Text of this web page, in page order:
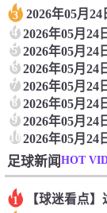
3 2026年05月
4 2026年05月24
5 2026年05月24
6 2026年05月24
7 2026年05月24
8 2026年05月24
9 2026年05月24
102026年05月24
足球新闻HOT
1